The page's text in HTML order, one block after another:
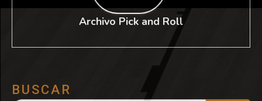
Archivo Pick and Roll
BUSCAR